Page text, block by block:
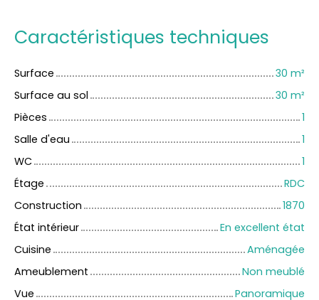
Caractéristiques techniques
Surface 30 m²
Surface au sol
30 m²
Pièces
1
Salle d'eau
1
WC
1
Étage
RDC
Construction
1870
État intérieur
En excellent état
Cuisine
Aménagée
Ameublement
Non meublé
Vue
Panoramique